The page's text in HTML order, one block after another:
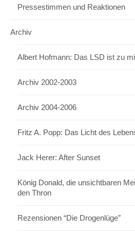
Pressestimmen und Reaktionen
Archiv
Albert Hofmann: Das LSD ist zu
Archiv 2002-2003
Archiv 2004-2006
Fritz A. Popp: Das Licht des
Jack Herer: After Sunset
König Donald, die unsichtbaren
den Thron
Rezensionen “Die Drogenlüge”